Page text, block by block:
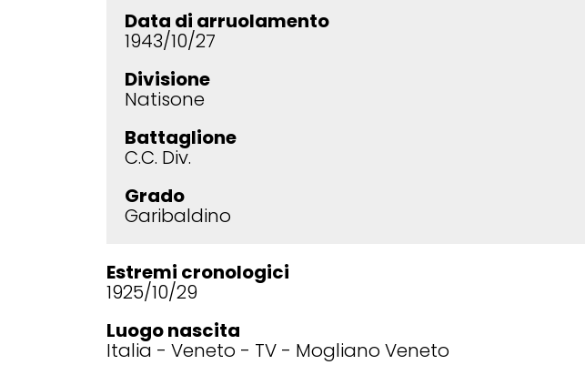
Data di arruolamento
1943/10/27
Divisione
Natisone
Battaglione
C.C. Div.
Grado
Garibaldino
Estremi cronologici
1925/10/29
Luogo nascita
Italia Veneto TV
Mogliano Veneto